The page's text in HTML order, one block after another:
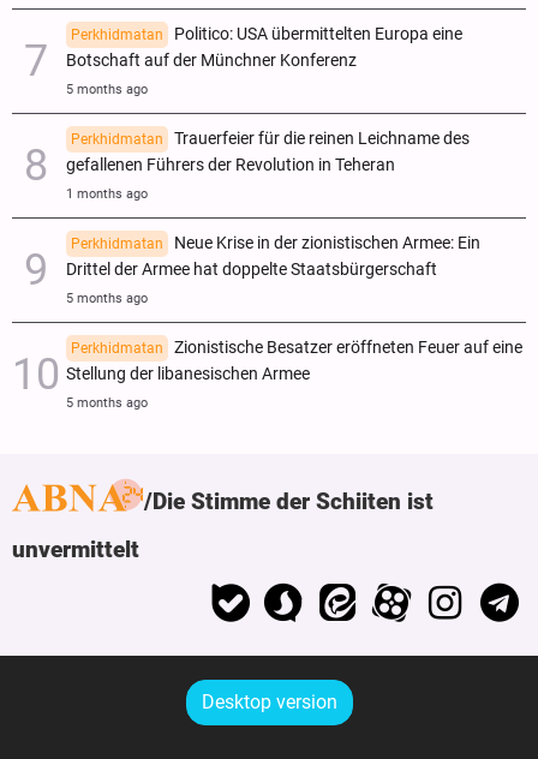
Perkhidmatan
Politico: USA übermittelten Europa eine
Botschaft auf der Münchner Konferenz
5 months ago
Perkhidmatan
Trauerfeier für die reinen Leichname des
gefallenen Führers der Revolution in Teheran
1 months ago
Perkhidmatan
Neue Krise in der zionistischen Armee: Ein
Drittel der Armee hat doppelte Staatsbürgerschaft
5 months ago
Perkhidmatan
Zionistische Besatzer eröffneten Feuer auf eine
Stellung der libanesischen Armee
5 months ago
Die Stimme der Schiiten ist
unvermittelt
Desktop version